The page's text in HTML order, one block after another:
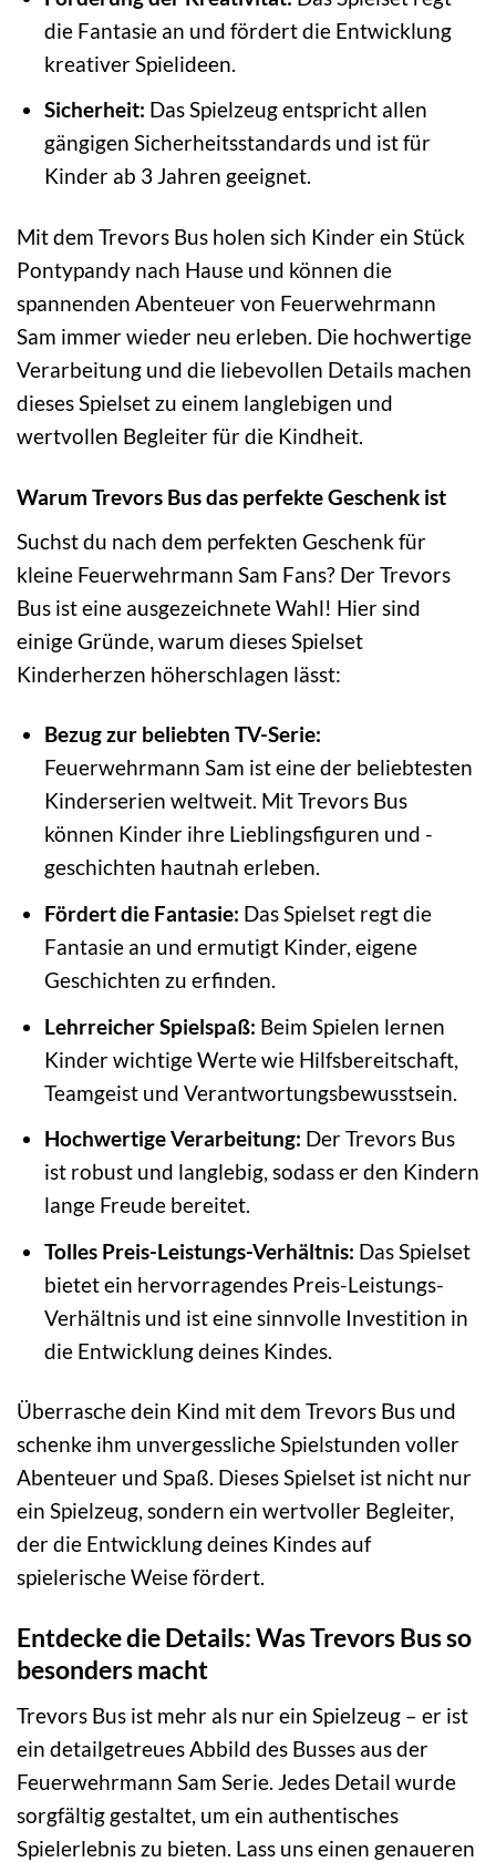
die Fantasie an und fördert die Entwicklung
kreativer Spielideen.
Sicherheit: Das Spielzeug entspricht allen
gängigen Sicherheitsstandards und ist für
Kinder ab 3 Jahren geeignet.
Mit dem Trevors Bus holen sich Kinder ein Stück
Pontypandy nach Hause und können die
spannenden Abenteuer von Feuerwehrmann
Sam immer wieder neu erleben. Die hochwertige
Verarbeitung und die liebevollen Details machen
dieses Spielset zu einem langlebigen und
wertvollen Begleiter für die Kindheit.
Warum Trevors Bus das perfekte Geschenk ist
Suchst du nach dem perfekten Geschenk für
kleine Feuerwehrmann Sam Fans? Der Trevors
Bus ist eine ausgezeichnete Wahl! Hier sind
einige Gründe, warum dieses Spielset
Kinderherzen höherschlagen lässt:
Bezug zur beliebten TV-Serie:
Feuerwehrmann Sam ist eine der beliebtesten
Kinderserien weltweit. Mit Trevors Bus
können Kinder ihre Lieblingsfiguren und -
geschichten hautnah erleben.
Fördert die Fantasie: Das Spielset regt die
Fantasie an und ermutigt Kinder, eigene
Geschichten zu erfinden.
Lehrreicher Spielspaß: Beim Spielen lernen
Kinder wichtige Werte wie Hilfsbereitschaft,
Teamgeist und Verantwortungsbewusstsein.
Hochwertige Verarbeitung: Der Trevors Bus
ist robust und langlebig, sodass er den Kindern
lange Freude bereitet.
Tolles Preis-Leistungs-Verhältnis: Das Spielset
bietet ein hervorragendes Preis-Leistungs-
Verhältnis und ist eine sinnvolle Investition in
die Entwicklung deines Kindes.
Überrasche dein Kind mit dem Trevors Bus und
schenke ihm unvergessliche Spielstunden voller
Abenteuer und Spaß. Dieses Spielset ist nicht nur
ein Spielzeug, sondern ein wertvoller Begleiter,
der die Entwicklung deines Kindes auf
spielerische Weise fördert.
Entdecke die Details: Was Trevors Bus so
besonders macht
Trevors Bus ist mehr als nur ein Spielzeug – er ist
ein detailgetreues Abbild des Busses aus der
Feuerwehrmann Sam Serie. Jedes Detail wurde
sorgfältig gestaltet, um ein authentisches
Spielerlebnis zu bieten. Lass uns einen genaueren